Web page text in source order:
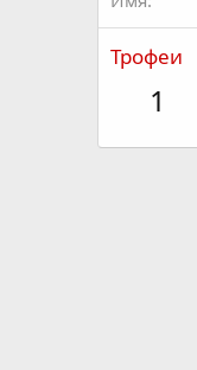
Трофеи
1